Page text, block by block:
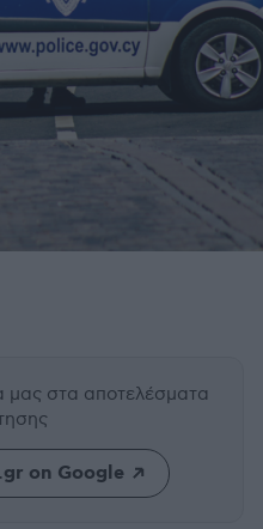
μας στα αποτελέσματα
on Google